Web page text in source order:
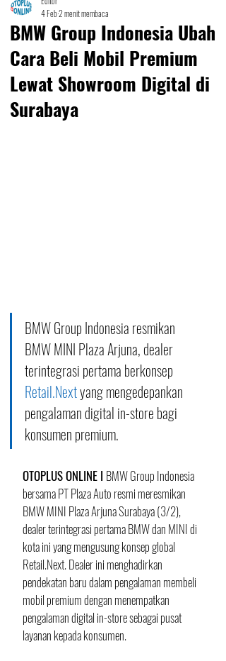
BMW Group Indonesia Ubah
Cara Beli Mobil Premium
Lewat Showroom Digital di
Surabaya
4 Feb2 menit membaca
BMW Group Indonesia resmikan
BMW MINI Plaza Arjuna, dealer
terintegrasi pertama berkonsep
Retail.Next yang mengedepankan
pengalaman digital in-store bagi
konsumen premium.
OTOPLUS ONLINE I BMW Group Indonesia
bersama PT Plaza Auto resmi meresmikan
BMW MINI Plaza Arjuna Surabaya (3/2),
dealer terintegrasi pertama BMW dan MINI di
kota ini yang mengusung konsep global
Retail.Next. Dealer ini menghadirkan
pendekatan baru dalam pengalaman membeli
mobil premium dengan menempatkan
pengalaman digital in-store sebagai pusat
layanan kepada konsumen.